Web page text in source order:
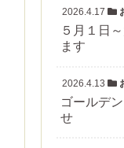
2026.4.17
５月１日
ます
2026.4.13
ゴールデ
せ